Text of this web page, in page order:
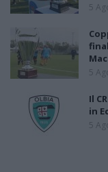
5
5
Il
in
5